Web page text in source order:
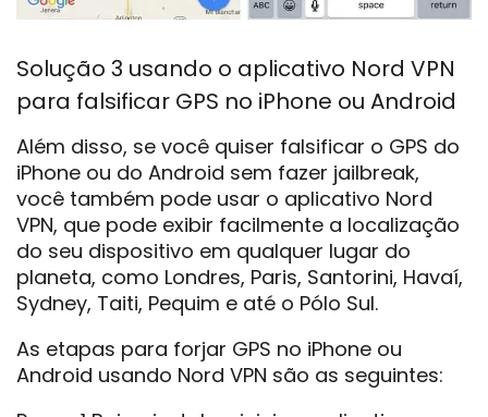
Solução 3 usando o aplicativo Nord VPN
para falsificar GPS no iPhone ou Android
Além disso, se você quiser falsificar o GPS do
iPhone ou do Android sem fazer jailbreak,
você também pode usar o aplicativo Nord
VPN, que pode exibir facilmente a localização
do seu dispositivo em qualquer lugar do
planeta, como Londres, Paris, Santorini, Havaí,
Sydney, Taiti, Pequim e até o Pólo Sul.
As etapas para forjar GPS no iPhone ou
Android usando Nord VPN são as seguintes: